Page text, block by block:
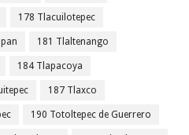
178 Tlacuilotepec
181 Tlaltenango
184 Tlapacoya
187 Tlaxco
190 Totoltepec de Guerrero